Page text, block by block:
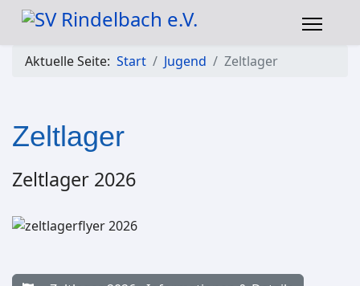
Aktuelle Seite: Start Jugend Zeltlager
Zeltlager
Zeltlager 2026